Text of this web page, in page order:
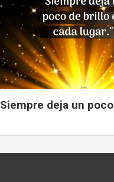
Siempre deja un poco